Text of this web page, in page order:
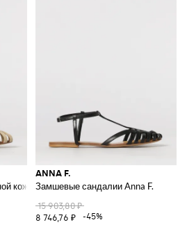
кожи Anna F.
ANNA F.
Замшевые сандалии Anna F.
15 903,80 ₽
8 746,76 ₽
-45%